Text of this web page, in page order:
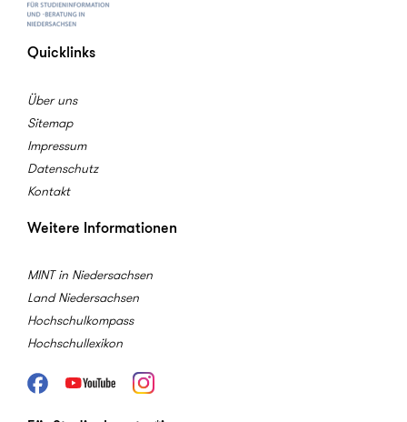
Quicklinks
Über uns
Sitemap
Impressum
Datenschutz
Kontakt
Weitere Informationen
MINT in Niedersachsen
Land Niedersachsen
Hochschulkompass
Hochschullexikon
FacebookYoutube Instagram